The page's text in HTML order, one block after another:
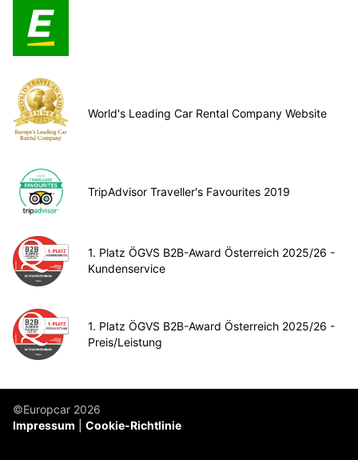
World's Leading Car Rental Company Website
TripAdvisor Traveller's Favourites 2019
1. Platz ÖGVS B2B-Award Österreich 2025/26 -
Kundenservice
1. Platz ÖGVS B2B-Award Österreich 2025/26 -
Preis/Leistung
©Europcar 2026
Impressum
Cookie-Richtlinie